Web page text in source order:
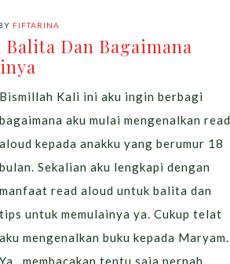
FIFTARINA
Dan Bagaimana
Bismillah Kali ini aku ingin berbagi
bagaimana aku mulai mengenalkan read
aloud kepada anakku yang berumur 18
bulan. Sekalian aku lengkapi dengan
manfaat read aloud untuk balita dan
tips untuk memulainya ya. Cukup telat
aku mengenalkan buku kepada Maryam.
Ya.. membacakan tentu saja pernah,